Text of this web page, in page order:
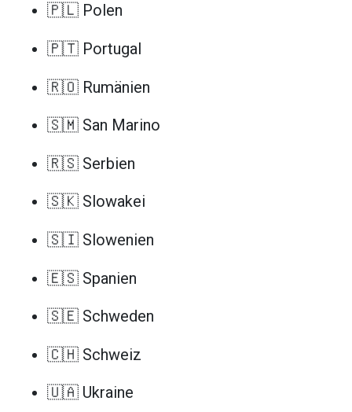
🇵🇱 Polen
🇵🇹 Portugal
🇷🇴 Rumänien
🇸🇲 San Marino
🇷🇸 Serbien
🇸🇰 Slowakei
🇸🇮 Slowenien
🇪🇸 Spanien
🇸🇪 Schweden
🇨🇭 Schweiz
🇺🇦 Ukraine